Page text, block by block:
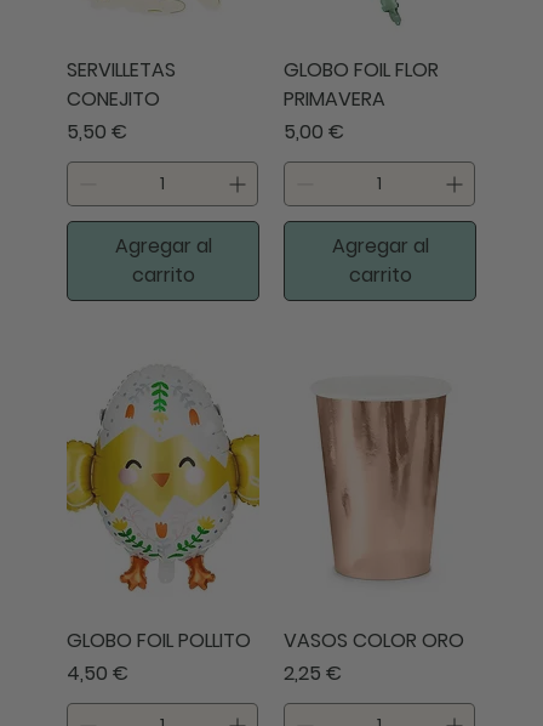
SERVILLETAS
CONEJITO
Precio
5,50 €
Agregar al
carrito
GLOBO FOIL FLOR
PRIMAVERA
Precio
5,00 €
Agregar al
carrito
GLOBO FOIL POLLITO
Precio
4,50 €
VASOS COLOR ORO
Precio
2,25 €